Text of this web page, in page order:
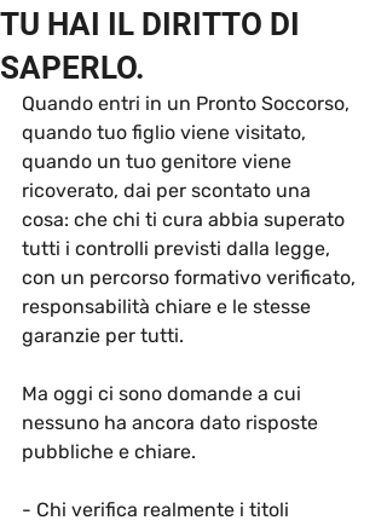
TU HAI IL DIRITTO DI
SAPERLO.
Quando entri in un Pronto Soccorso,
quando tuo figlio viene visitato,
quando un tuo genitore viene
ricoverato, dai per scontato una
cosa: che chi ti cura abbia superato
tutti i controlli previsti dalla legge,
con un percorso formativo verificato,
responsabilità chiare e le stesse
garanzie per tutti.
Ma oggi ci sono domande a cui
nessuno ha ancora dato risposte
pubbliche e chiare.
- Chi verifica realmente i titoli